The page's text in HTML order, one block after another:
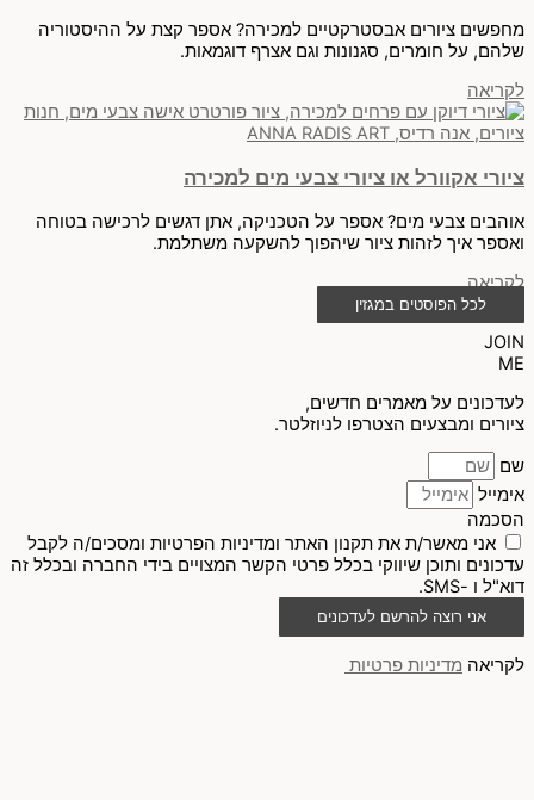
מחפשים ציורים אבסטרקטיים למכירה? אספר קצת על ההיסטוריה
שלהם, על חומרים, סגנונות וגם אצרף דוגמאות.
לקריאה
ציורי אקוורל או ציורי צבעי מים למכירה
אוהבים צבעי מים? אספר על הטכניקה, אתן דגשים לרכישה בטוחה
ואספר איך לזהות ציור שיהפוך להשקעה משתלמת.
לקריאה
לכל הפוסטים במגזין
JOIN
ME
לעדכונים על מאמרים חדשים,
ציורים ומבצעים הצטרפו לניוזלטר.
שם
אימייל
הסכמה
אני מאשר/ת את תקנון האתר ומדיניות הפרטיות ומסכים/ה לקבל
עדכונים ותוכן שיווקי בכלל פרטי הקשר המצויים בידי החברה ובכלל זה
דוא"ל ו -SMS.
אני רוצה להרשם לעדכונים
לקריאה מדיניות פרטיות